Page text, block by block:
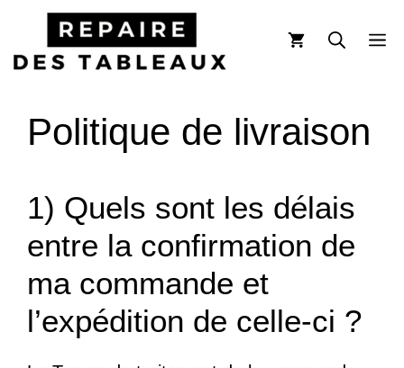
contenu
Politique de livraison
1) Quels sont les délais
entre la confirmation de
ma commande et
l’expédition de celle-ci ?